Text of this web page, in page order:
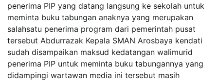
penerima PIP yang datang langsung ke sekolah untuk
meminta buku tabungan anaknya yang merupakan
salahsatu penerima program dari pemerintah pusat
tersebut Abdurrazak Kepala SMAN Arosbaya kendati
sudah disampaikan maksud kedatangan walimurid
penerima PIP untuk meminta buku tabungannya yang
didampingi wartawan media ini tersebut masih